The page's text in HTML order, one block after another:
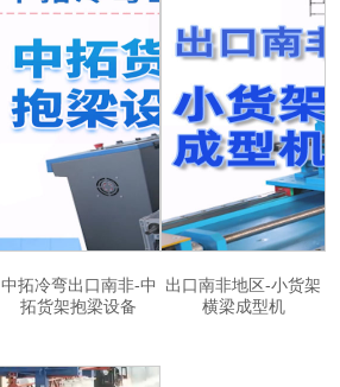
中拓冷弯出口南非-中
拓货架抱梁设备
出口南非地区-小货架
横梁成型机